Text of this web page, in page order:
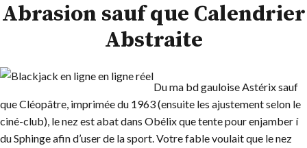
Abrasion sauf que Calendrier
Abstraite
Du ma bd gauloise Astérix sauf
que Cléopâtre, imprimée du 1963 (ensuite les ajustement selon le
ciné-club), le nez est abat dans Obélix que tente pour enjamber í
du Sphinge afin d’user de la sport. Votre fable voulait que le nez